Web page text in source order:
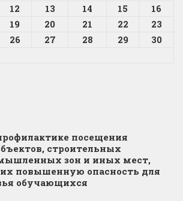
12 13 14 15
16
19 20 21 22
23
26 27 28 29
30
посещения
строительных
зон и иных мест,
повышенную опасность для
обучающихся